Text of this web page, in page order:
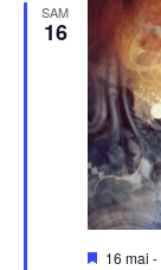
SAM
16
Mis
16 mai -